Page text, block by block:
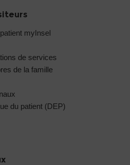
myInsel
de services
de la famille
du patient (DEP)